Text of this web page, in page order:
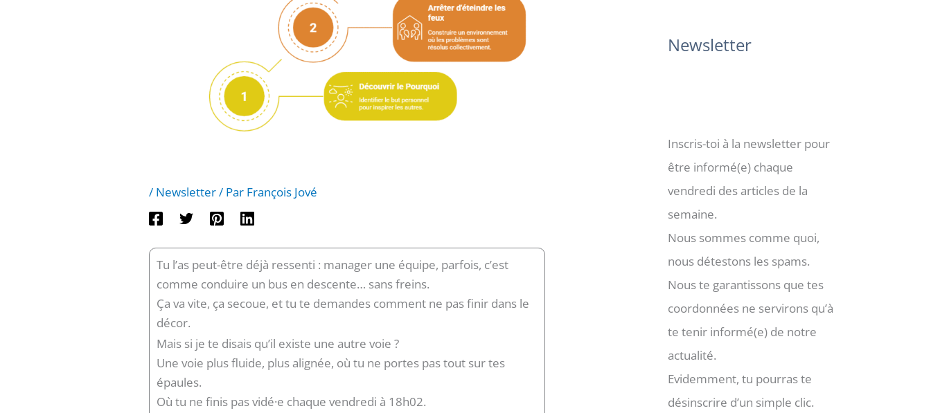
/ Newsletter/ Par François Jové
Tu l’as peut-être déjà ressenti : manager une équipe, parfois, c’est
comme conduire un bus en descente… sans freins.
Ça va vite, ça secoue, et tu te demandes comment ne pas finir dans le
décor.
Mais si je te disais qu’il existe une autre voie ?
Une voie plus fluide, plus alignée, où tu ne portes pas tout sur tes
épaules.
Où tu ne finis pas vidé·e chaque vendredi à 18h02.
:Newsletter
Inscris-toi à la newsletter pour
être informé(e) chaque
vendredi des articles de la
semaine.
Nous sommes comme quoi,
nous détestons les spams.
Nous te garantissons que tes
coordonnées ne servirons qu’à
te tenir informé(e) de notre
actualité.
Evidemment, tu pourras te
désinscrire d’un simple clic.